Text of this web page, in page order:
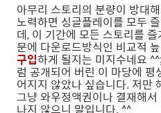
아무리 스토리의 분량이 방대
노력하면 싱글플레이를 모두
데, 이 기간에 모든 스토리를
문에 다운로드방식인 비교적
구입하게 될지는 미지수네요
럼 공개되어 버린 이 마당에
어지지 않았나 싶습니다. 저만
그냥 와우정액권이나 결재해
나지 않으니 말입니다. ^^